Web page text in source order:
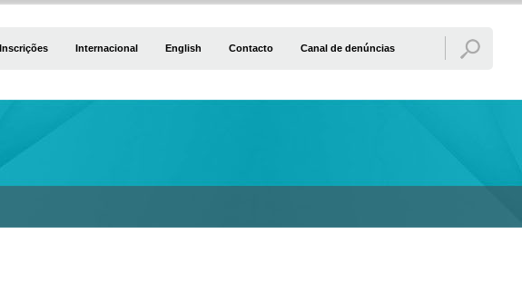
Inscrições Internacional English Contacto Canal de denúncias